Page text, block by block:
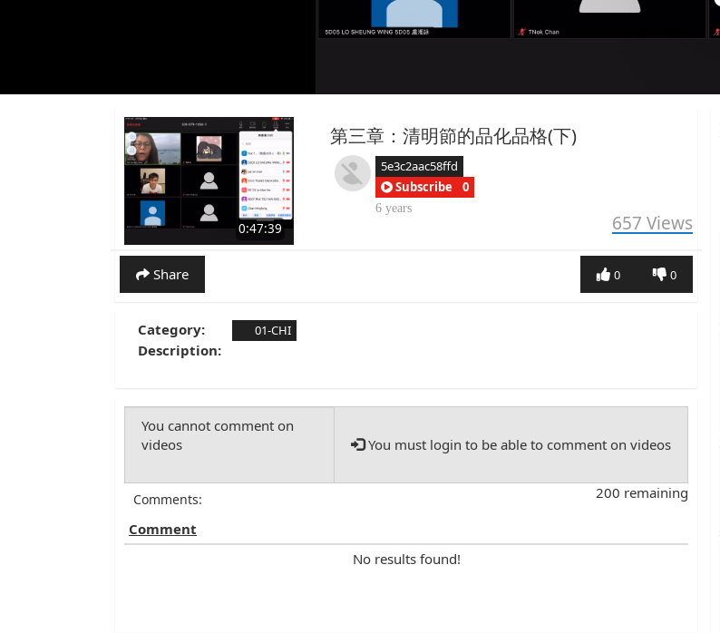
0:47:39
第三章：清明節的品化品格(下)
5e3c2aac58ffd
Subscribe
0
6 years
657 Views
Share 0
0
Category: 01-CHI
Description:
You must login to be able to comment on videos
200 remaining
Comments:
Comment
No results found!